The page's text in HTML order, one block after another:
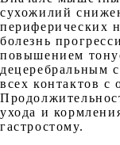
сухожилий
периферических
болезнь
повышением
децеребральным
всех контактов
ухода и
гастростому.